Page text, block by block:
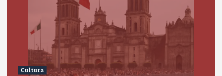
Cultura